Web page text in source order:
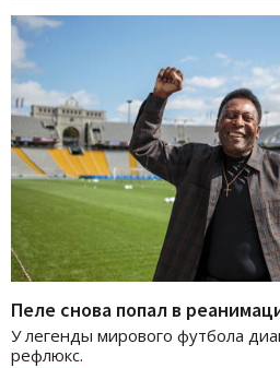
Пеле снова попал в
У легенды мирового футбола
рефлюкс.